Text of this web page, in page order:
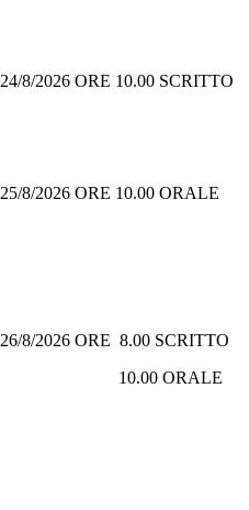
24/8/2026 ORE 10.00 SCRITTO
25/8/2026 ORE 10.00 ORALE
26/8/2026 ORE 8.00 SCRITTO
10.00 ORALE